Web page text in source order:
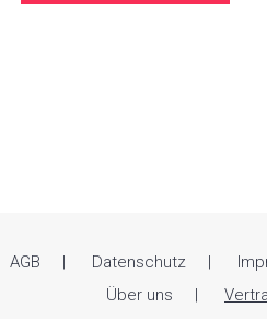
AGB Datenschutz
Über uns